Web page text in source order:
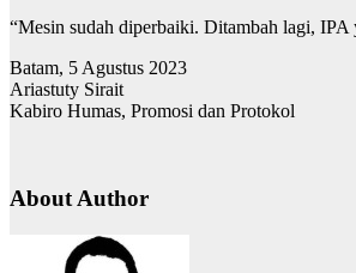
“Mesin sudah diperbaiki. Ditambah lagi,
Batam, 5 Agustus 2023
Ariastuty Sirait
Kabiro Humas, Promosi dan Protokol
About Author